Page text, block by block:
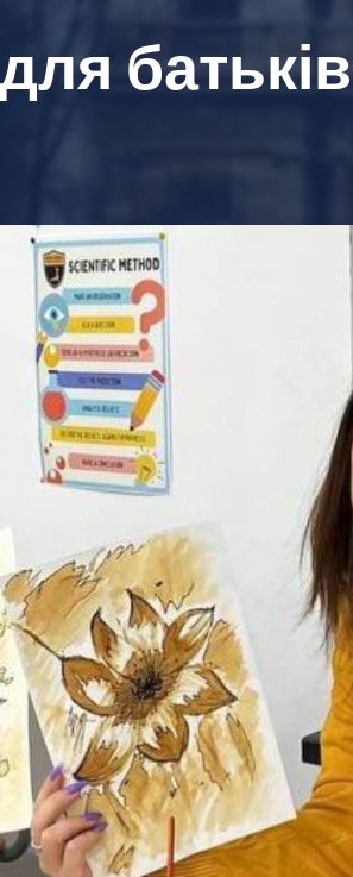
батьків